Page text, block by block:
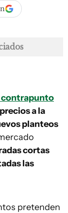
contrapunto
a la
planteos
cortas
las
pretenden